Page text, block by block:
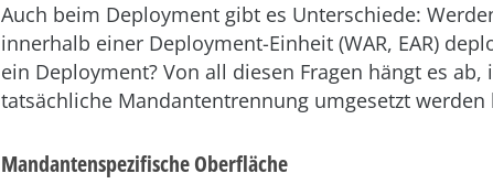
Auch beim Deployment gibt es Unterschiede:
innerhalb einer Deployment-Einheit (WAR, EAR)
ein Deployment? Von all diesen Fragen hängt es
tatsächliche Mandantentrennung umgesetzt werden
Mandantenspezifische Oberfläche